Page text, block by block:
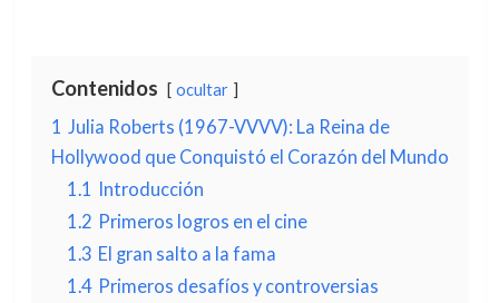
Contenidos ocultar
1 Julia Roberts (1967-VVVV): La Reina de
Hollywood que Conquistó el Corazón del Mundo
1.1 Introducción
1.2 Primeros logros en el cine
1.3 El gran salto a la fama
1.4 Primeros desafíos y controversias